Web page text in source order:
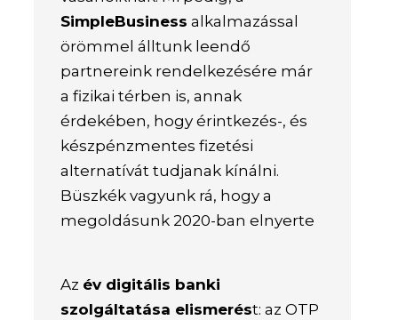
SimpleBusiness alkalmazással
örömmel álltunk leendő
partnereink rendelkezésére már
a fizikai térben is, annak
érdekében, hogy érintkezés-, és
készpénzmentes fizetési
alternatívát tudjanak kínálni.
Büszkék vagyunk rá, hogy a
megoldásunk 2020-ban elnyerte
Az év digitális banki
szolgáltatása elismerést: az OTP